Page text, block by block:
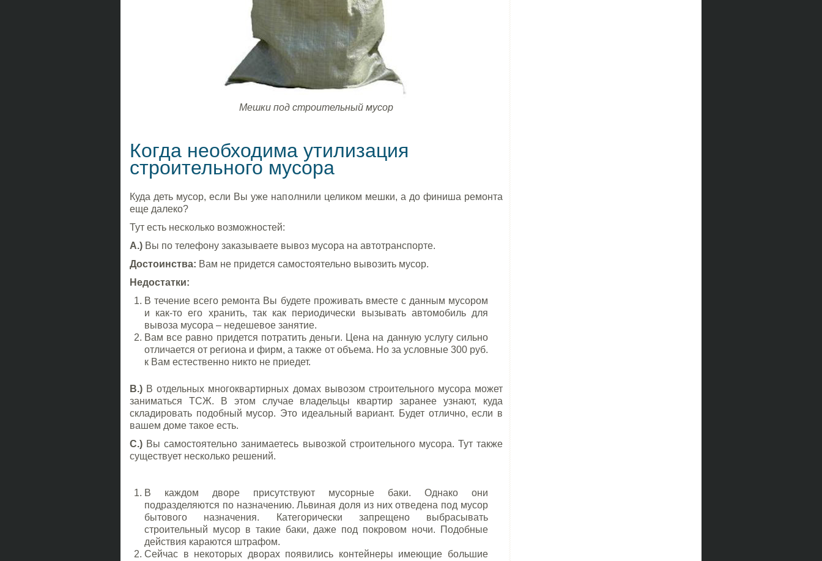
Мешки под строительный мусор
Когда необходима утилизация
строительного мусора
Куда деть мусор, если Вы уже наполнили целиком мешки, а до финиша ремонта
еще далеко?
Тут есть несколько возможностей:
A.) Вы по телефону заказываете вывоз мусора на автотранспорте.
Достоинства: Вам не придется самостоятельно вывозить мусор.
Недостатки:
В течение всего ремонта Вы будете проживать вместе с данным мусором
и как-то его хранить, так как периодически вызывать автомобиль для
вывоза мусора – недешевое занятие.
Вам все равно придется потратить деньги. Цена на данную услугу сильно
отличается от региона и фирм, а также от объема. Но за условные 300 руб.
к Вам естественно никто не приедет.
B.) В отдельных многоквартирных домах вывозом строительного мусора может
заниматься ТСЖ. В этом случае владельцы квартир заранее узнают, куда
складировать подобный мусор. Это идеальный вариант. Будет отлично, если в
вашем доме такое есть.
C.) Вы самостоятельно занимаетесь вывозкой строительного мусора. Тут также
существует несколько решений.
В каждом дворе присутствуют мусорные баки. Однако они
подразделяются по назначению. Львиная доля из них отведена под мусор
бытового назначения. Категорически запрещено выбрасывать
строительный мусор в такие баки, даже под покровом ночи. Подобные
действия караются штрафом.
Сейчас в некоторых дворах появились контейнеры имеющие большие